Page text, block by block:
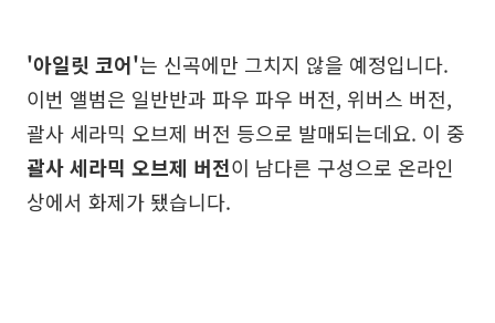
'아일릿 코어'는 신곡에만 그치지 않을 예정입니다.
이번 앨범은 일반반과 파우 파우 버전, 위버스 버전,
괄사 세라믹 오브제 버전 등으로 발매되는데요. 이 중
괄사 세라믹 오브제 버전이 남다른 구성으로 온라인
상에서 화제가 됐습니다.